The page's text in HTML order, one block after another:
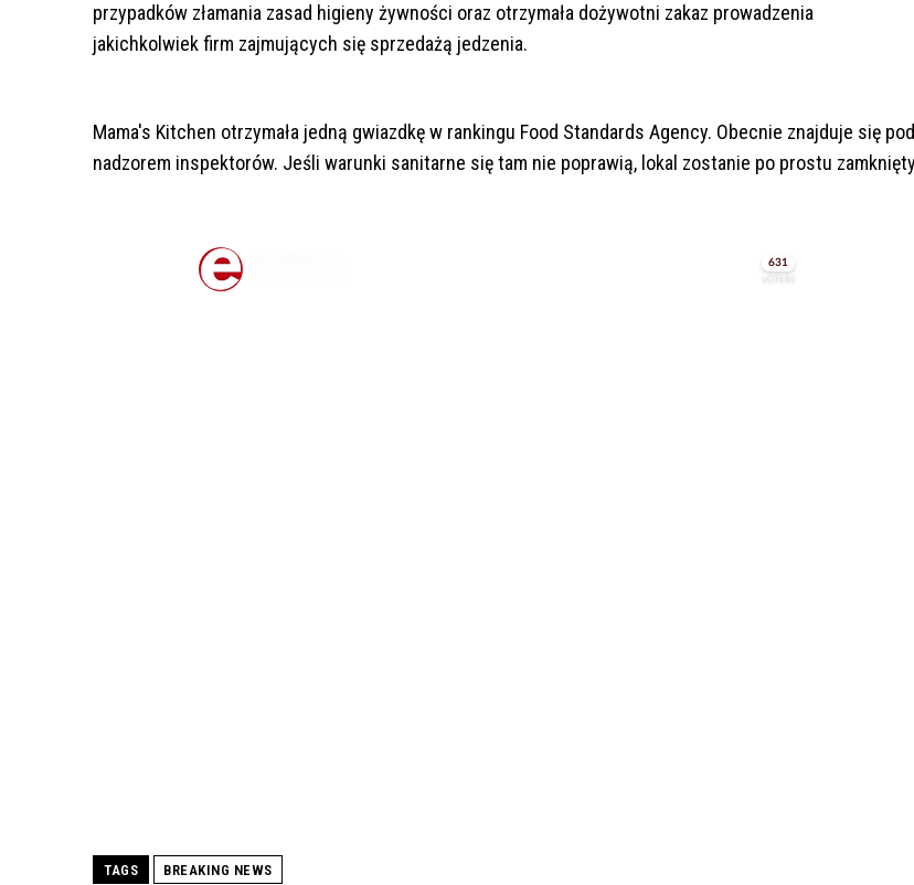
przypadków złamania zasad higieny żywności oraz otrzymała dożywotni zakaz prowadzenia
jakichkolwiek firm zajmujących się sprzedażą jedzenia.
Mama's Kitchen otrzymała jedną gwiazdkę w rankingu Food Standards Agency. Obecnie znajduje się pod
nadzorem inspektorów. Jeśli warunki sanitarne się tam nie poprawią, lokal zostanie po prostu
TAGS BREAKING NEWS